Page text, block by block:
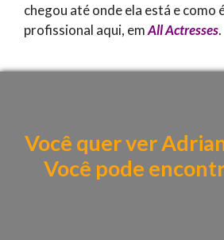
chegou até onde ela está e como
profissional aqui, emAll Actresses.
Você quer ver
Você pode